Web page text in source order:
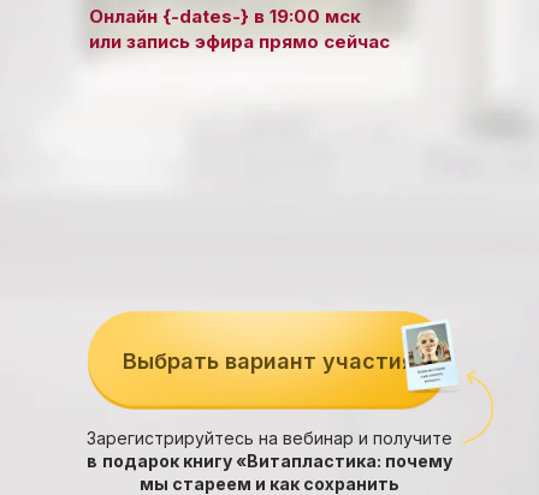
Онлайн {-dates-} в 19:00 мск
или запись эфира прямо сейчас
Выбрать вариант участия
Зарегистрируйтесь на вебинар и получите
в подарок книгу «Витапластика: почему
мы стареем и как сохранить